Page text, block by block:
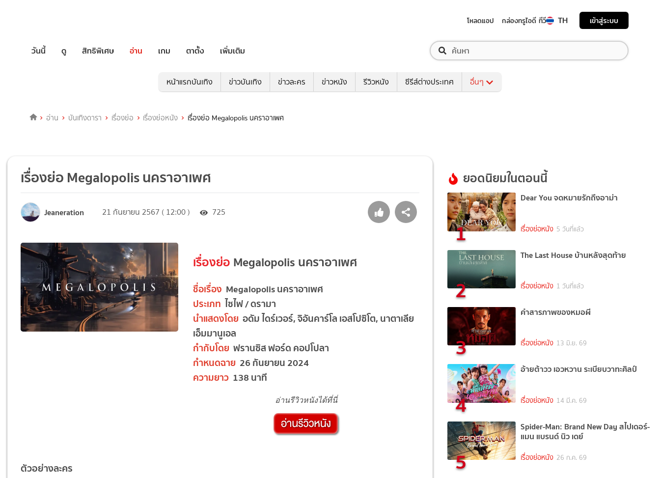
โหลดแอป กล่องทรูไอดี ทีวี TH เข้าสู่ระบบ
วันนี้ ดู สิทธิพิเศษ อ่าน เกม ตาตั้ง เพิ่มเติม
หน้าแรกบันเทิง ข่าวบันเทิง ข่าวละคร ข่าวหนัง รีวิวหนัง ซีรีส์ต่างประเทศ อื่นๆ
อ่าน บันเทิงดารา เรื่องย่อ เรื่องย่อหนัง เรื่องย่อ Megalopolis นคราอาเพศ
เรื่องย่อ Megalopolis นคราอาเพศ
Jeaneration 21 กันยายน 2567 ( 12:00 ) 725
เรื่องย่อ Megalopolis นคราอาเพศ
ชื่อเรื่อง Megalopolisนคราอาเพศ
ประเภท ไซไฟ / ดรามา
นำแสดงโดย อดัม ไดร์เวอร์, จิอันคาร์โล เอสโปซิโต, นาตาเลีย
เอ็มมานูเอล
กำกับโดย ฟรานซิส ฟอร์ด คอปโปลา
กำหนดฉาย 26 กันยายน 2024
ความยาว 138 นาที
อ่านรีวิวหนังได้ที่นี่
ตัวอย่างละคร
ยอดนิยมในตอนนี้
1
Dear You จดหมายรักถึงอาม่า
เรื่องย่อหนัง 5 วันที่แล้ว
2
The Last House บ้านหลังสุดท้าย
เรื่องย่อหนัง 1 วันที่แล้ว
3
คำสารภาพของหมอผี
เรื่องย่อหนัง 13 มิ.ย. 69
4
อ้ายต้าวว เอวหวาน ระเบียบวาทะศิลป์
เรื่องย่อหนัง 14 มี.ค. 69
5
Spider-Man: Brand New Day สไปเดอร์-
แมน แบรนด์ นิว เดย์
เรื่องย่อหนัง 26 ก.ค. 69